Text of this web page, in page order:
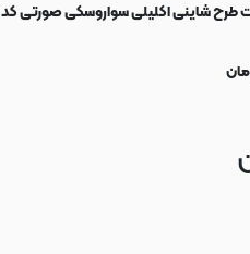
شاینی اکلیلی سواروسکی صورتی کد 3